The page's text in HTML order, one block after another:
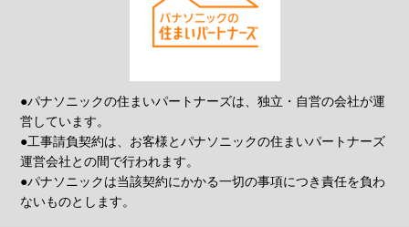
●パナソニックの住まいパートナーズは、独立・自営の会社が運
営しています。
●工事請負契約は、お客様とパナソニックの住まいパートナーズ
運営会社との間で行われます。
●パナソニックは当該契約にかかる一切の事項につき責任を負わ
ないものとします。